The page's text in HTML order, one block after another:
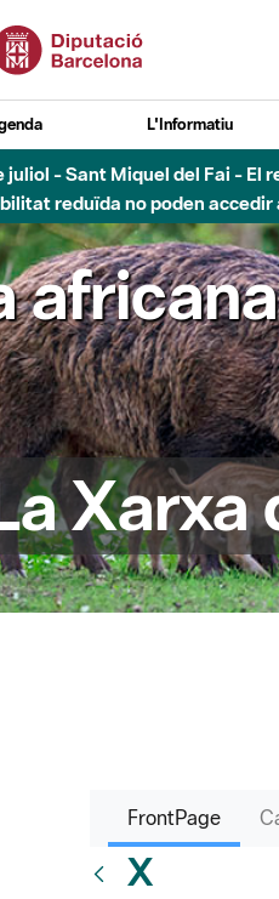
L'Informatiu
juliol - Sant Miquel del Fai -
reduïda no poden
africana
Xarxa
FrontPage
X